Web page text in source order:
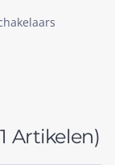
Artikelen)